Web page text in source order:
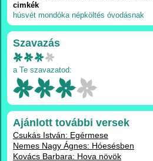
cimkék
húsvét mondóka népköltés óvodásnak
Szavazás
a Te szavazatod:
Ajánlott további versek
Csukás István: Egérmese
Nemes Nagy Ágnes: Hóesésben
Kovács Barbara: Hova növök